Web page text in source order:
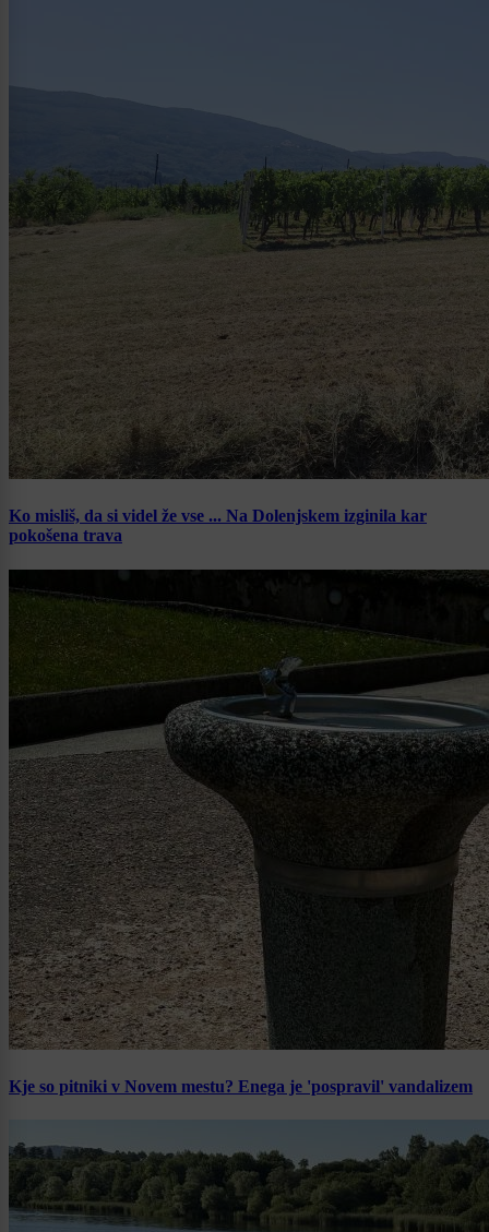
Ko misliš, da si videl že vse ... Na Dolenjskem izginila kar
pokošena trava
Kje so pitniki v Novem mestu? Enega je 'pospravil' vandalizem